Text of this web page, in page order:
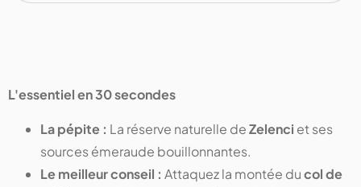
L'essentiel en 30 secondes
La pépite : La réserve naturelle deZelenci et ses
sources émeraude bouillonnantes.
Le meilleur conseil : Attaquez la montée ducol de